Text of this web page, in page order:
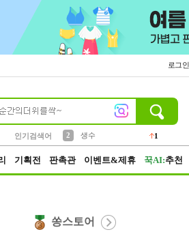
로그인
인기검색어
2
생수
1
기획전 판촉관 이벤트&제휴 꾹AI:추천
쏭스토어